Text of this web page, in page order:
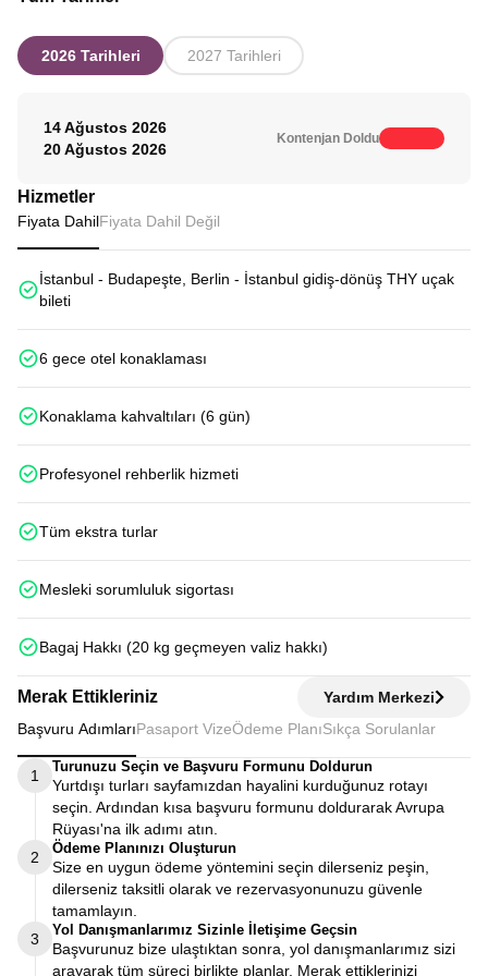
2026 Tarihleri 2027 Tarihleri
14 Ağustos 2026
20 Ağustos 2026
Kontenjan Doldu
Hizmetler
Fiyata DahilFiyata Dahil Değil
İstanbul - Budapeşte, Berlin - İstanbul gidiş-dönüş THY uçak
bileti
6 gece otel konaklaması
Konaklama kahvaltıları (6 gün)
Profesyonel rehberlik hizmeti
Tüm ekstra turlar
Mesleki sorumluluk sigortası
Bagaj Hakkı (20 kg geçmeyen valiz hakkı)
Merak Ettikleriniz
Yardım Merkezi
Başvuru AdımlarıPasaport VizeÖdeme Planı Sıkça Sorulanlar
1
Turunuzu Seçin ve Başvuru Formunu Doldurun
Yurtdışı turları sayfamızdan hayalini kurduğunuz rotayı
seçin. Ardından kısa başvuru formunu doldurarak Avrupa
Rüyası'na ilk adımı atın.
2
Ödeme Planınızı Oluşturun
Size en uygun ödeme yöntemini seçin dilerseniz peşin,
dilerseniz taksitli olarak ve rezervasyonunuzu güvenle
tamamlayın.
3
Yol Danışmanlarımız Sizinle İletişime Geçsin
Başvurunuz bize ulaştıktan sonra, yol danışmanlarımız sizi
arayarak tüm süreci birlikte planlar. Merak ettiklerinizi